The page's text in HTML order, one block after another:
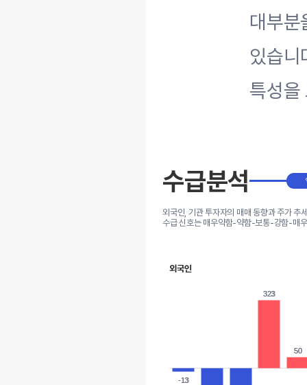
대부분
있습니
특성을
수급분석
외국인, 기관 투자자의 매매 동향과 주가 추
수급 신호는 매우약함-약함-보통-강함-매
외국인
-13
-13
323
323
50
50